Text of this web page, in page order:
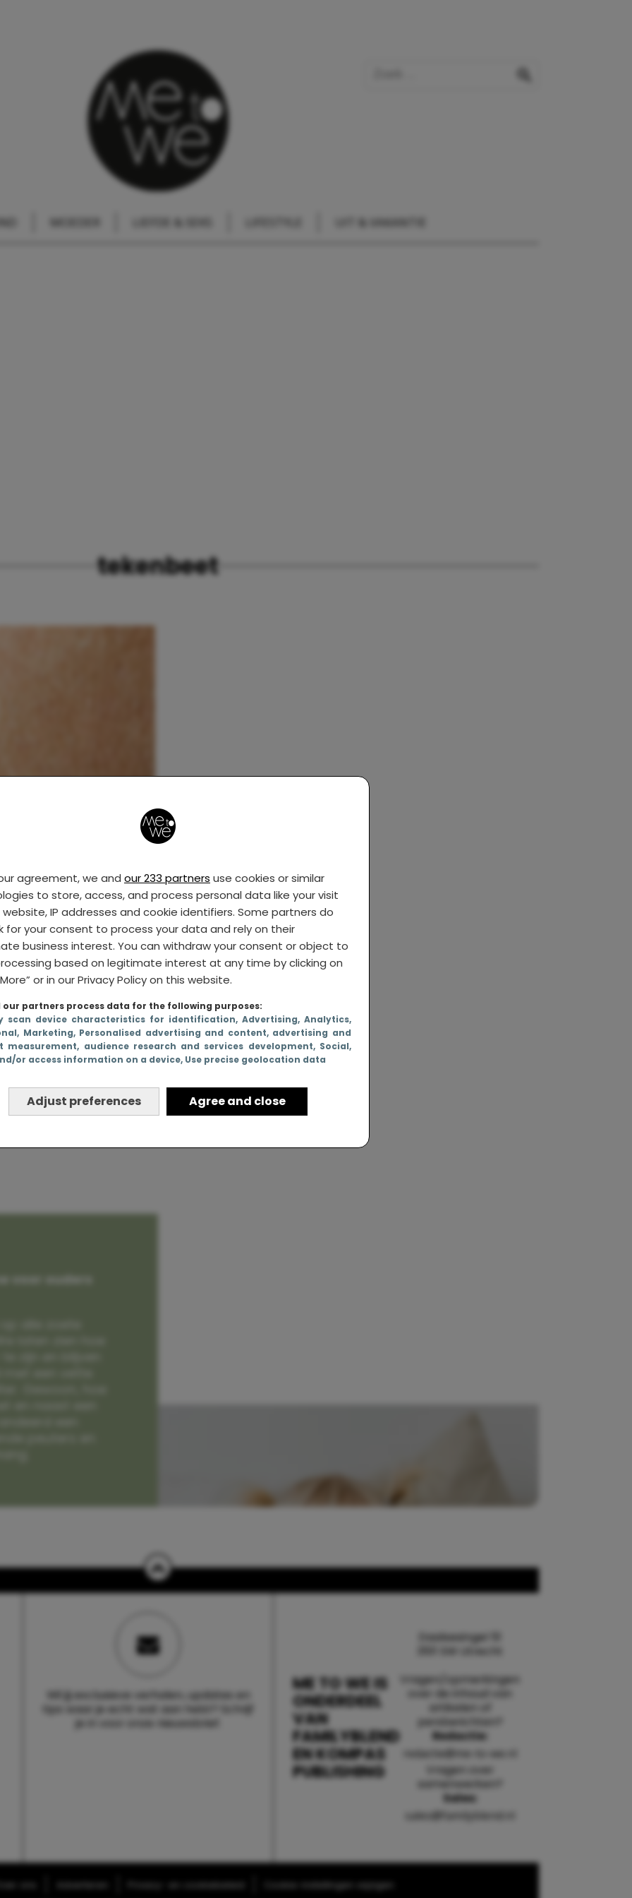
agreement, we and our 233 partners use cookies or similar
to store, access, and process personal data like your visit
IP addresses and cookie identifiers. Some partners do
for your consent to process your data and rely on their
business interest. You can withdraw your consent or object to
based on legitimate interest at any time by clicking on
or in our Privacy Policy on this website.
our partners process data for the following purposes:
scan device characteristics for identification, Advertising, Analytics,
, Marketing, Personalised advertising and content, advertising and
measurement, audience research and services development, Social,
or access information on a device, Use precise geolocation data
Adjust preferences Agree and close
MOEDER LIEFDE & SEKS UIT & VAKANTIE
tekenbeet
voor ouders
Wil jij exclusieve verhalen, updates en
tips waar je echt wat aan hebt? Schrijf
je in voor onze nieuwsbrief.
ME TO WE IS
ONDERDEEL
VAN
FAMILYBLEND
EN KOMPAS
PUBLISHING
Daalsesingel 51
3511 SW Utrecht
Vragen/opmerkingen
over de inhoud van
artikelen of
persberichten?
Redactie:
redactie@me-to-we.nl
Vragen over
samenwerken?
Sales:
sales@familyblend.nl
Cookie-instellingen wijzigen